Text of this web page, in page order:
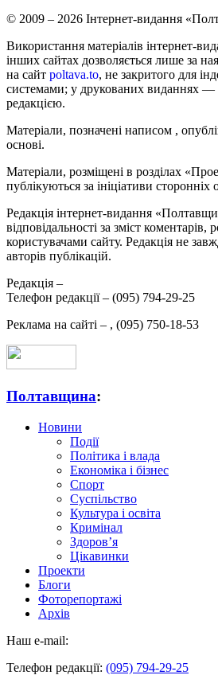
© 2009 – 2026 Інтернет-видання
Використання матеріалів інтернет-
інших сайтах дозволяється лише за
на сайт poltava.to, не закритого для
системами; у друкованих виданнях
редакцією.
Матеріали, позначені написом ,
основі.
Матеріали, розміщені в розділах
публікуються за ініціативи сторонніх
Редакція інтернет-видання
відповідальності за зміст коментарів,
користувачами сайту. Редакція не
авторів публікацій.
Редакція –
Телефон редакції – (095) 794-29-25
Реклама на сайті – , (095) 750-18-53
Полтавщина:
Новини
Події
Політика і влада
Економіка і бізнес
Спорт
Суспільство
Культура і освіта
Кримінал
Здоров’я
Цікавинки
Проекти
Блоги
Фоторепортажі
Архів
Наш e-mail:
Телефон редакції: (095) 794-29-25